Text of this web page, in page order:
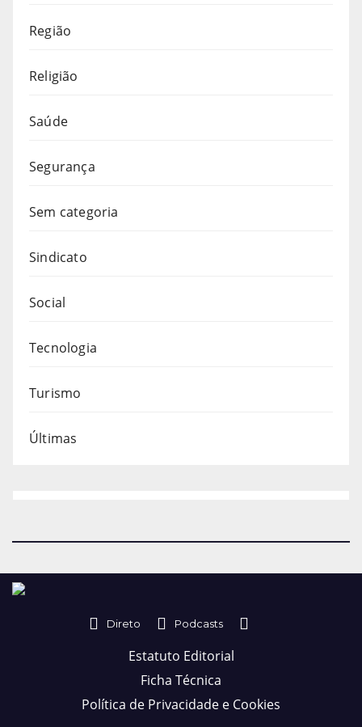
Região
Religião
Saúde
Segurança
Sem categoria
Sindicato
Social
Tecnologia
Turismo
Últimas
Direto Podcasts
Estatuto Editorial
Ficha Técnica
Política de Privacidade e Cookies